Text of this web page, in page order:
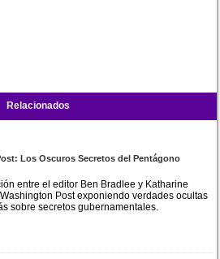
Relacionados
Los Oscuros Secretos del Pentágono
entre el editor Ben Bradlee y Katharine
Post exponiendo verdades ocultas
sobre secretos gubernamentales.